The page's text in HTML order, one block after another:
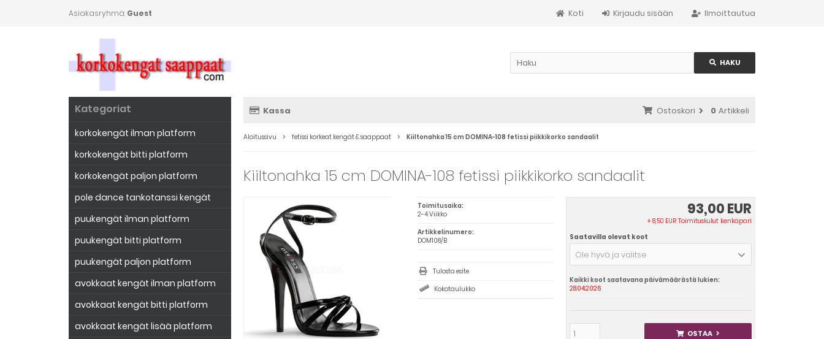
Asiakasryhmä: Guest Ilmoittautua
Kirjaudu sisään
Koti
HAKU
Kassa Ostoskori 0 Artikkeli
Aloitussivu fetissi korkeat kengät & saappaat Kiiltonahka 15 cm DOMINA-108 fetissi piikkikorko sandaalit
Kiiltonahka 15 cm DOMINA-108 fetissi piikkikorko sandaalit
93,00 EUR
+ 8,50 EUR Toimituskulut kenkäpari
Saatavilla olevat koot
Ole hyvä ja valitse
Kaikki koot saatavana päivämäärästä lukien:
28.04.2026
OSTAA
Toimitusaika:
2-4 Viikko
Artikkelinumero:
DOM108/B
Tulosta esite
Kokotaulukko
Kategoriat
korkokengät ilman platform
korkokengät bitti platform
korkokengät paljon platform
pole dance tankotanssi kengät
puukengät ilman platform
puukengät bitti platform
puukengät paljon platform
avokkaat kengät ilman platform
avokkaat kengät bitti platform
avokkaat kengät lisää platform